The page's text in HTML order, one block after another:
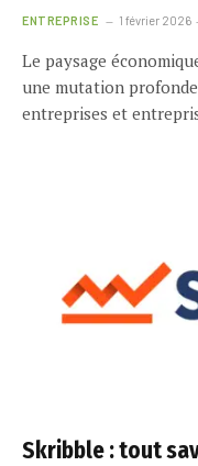
ENTREPRISE 1 février 2026
Le paysage
une mutation
entreprises et
Skribble : tout